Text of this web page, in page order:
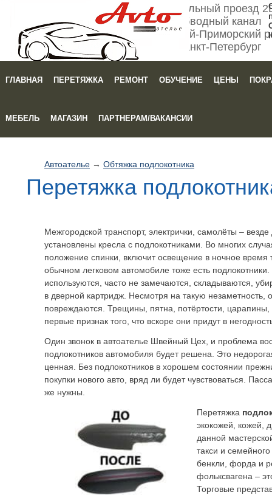
Мебельный проезд
Обводный канал
Кировский-Приморский
Санкт-Петербург
ГЛАВНАЯ ПЕРЕТЯЖКА РЕМОНТ ОБУЧЕНИЕ ЦЕНЫ
МЕБЕЛЬ МАГАЗИН ПАРТНЕРАМ/ВАКАНСИИ
Автоателье → Обтяжка подлокотника
Перетяжка
Межгородской транспорт, электрички, самолёты –
установлены кресла с подлокотниками. Во многих
положение спинки, включит освещение в ночное время
обычном легковом автомобиле тоже есть
используются, часто не замечаются, складываются,
в дверной картридж. Несмотря на такую незаметность,
повреждаются. Трещины, пятна, потёртости,
первые признак того, что вскоре они придут в
Один звонок в автоателье Швейный Цех, и проблема
подлокотников автомобиля будет решена. Это
ценная. Без подлокотников в хорошем состоянии
покупки нового авто, вряд ли будет чувствоваться.
же нужны.
Перетяжка
экокожей, кожей,
данной
такси и
бенкли, форда и
фольксвагена –
Торговые